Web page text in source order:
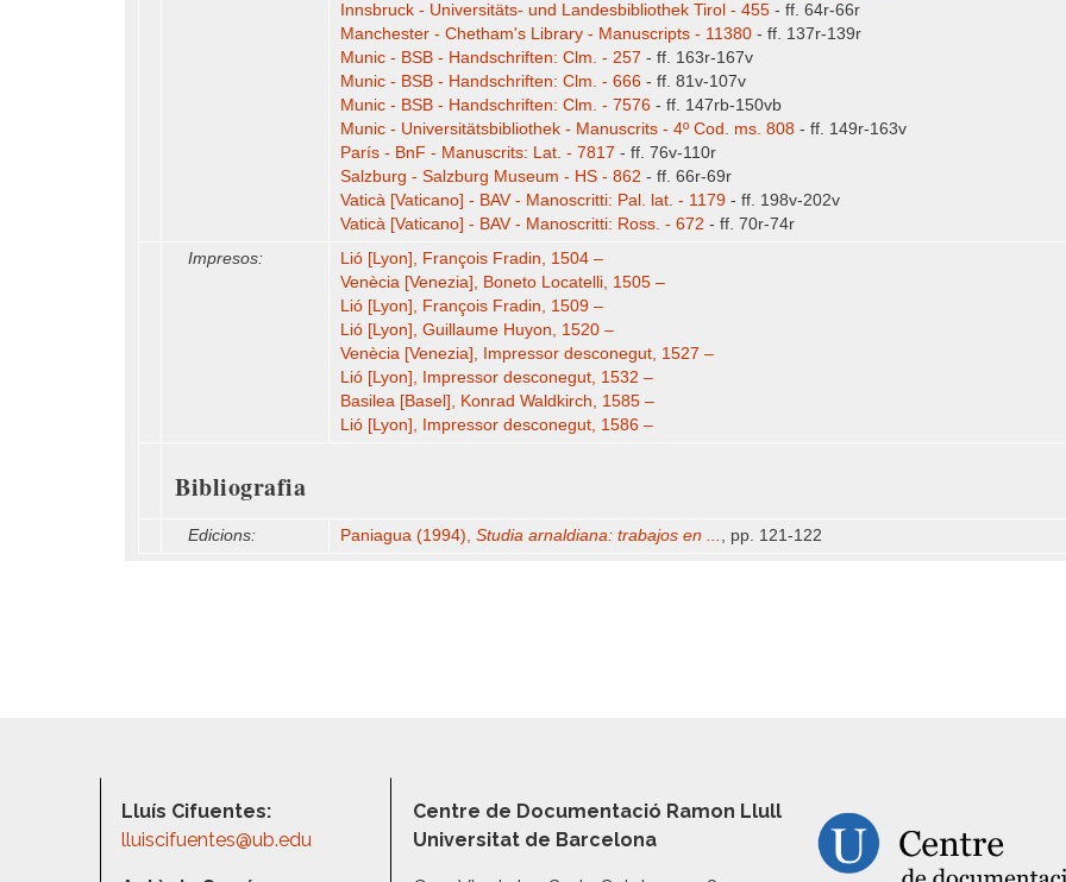
Innsbruck - Universitäts- und Landesbibliothek Tirol - 455 - ff. 64r-66r
Manchester - Chetham's Library - Manuscripts - 11380 - ff. 137r-139r
Munic - BSB - Handschriften: Clm. - 257 - ff. 163r-167v
Munic - BSB - Handschriften: Clm. - 666 - ff. 81v-107v
Munic - BSB - Handschriften: Clm. - 7576 - ff. 147rb-150vb
Munic - Universitätsbibliothek - Manuscrits - 4º Cod. ms. 808 - ff. 149r-163v
París - BnF - Manuscrits: Lat. - 7817 - ff. 76v-110r
Salzburg - Salzburg Museum - HS - 862 - ff. 66r-69r
Vaticà [Vaticano] - BAV - Manoscritti: Pal. lat. - 1179 - ff. 198v-202v
Vaticà [Vaticano] - BAV - Manoscritti: Ross. - 672 - ff. 70r-74r
Impresos:
Lió [Lyon], François Fradin, 1504 –
Venècia [Venezia], Boneto Locatelli, 1505 –
Lió [Lyon], François Fradin, 1509 –
Lió [Lyon], Guillaume Huyon, 1520 –
Venècia [Venezia], Impressor desconegut, 1527 –
Lió [Lyon], Impressor desconegut, 1532 –
Basilea [Basel], Konrad Waldkirch, 1585 –
Lió [Lyon], Impressor desconegut, 1586 –
Bibliografia
Edicions: Paniagua (1994), Studia arnaldiana: trabajos en ... , pp. 121-122
Lluís Cifuentes:
lluiscifuentes@ub.edu
Centre de Documentació Ramon Llull
Universitat de Barcelona